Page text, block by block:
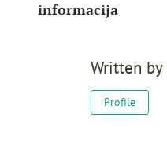
informacija
Written by
Profile